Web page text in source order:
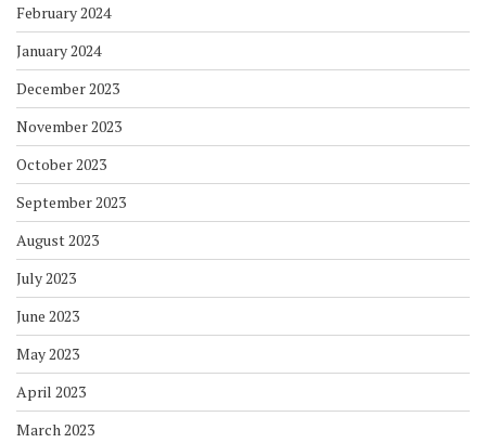
February 2024
January 2024
December 2023
November 2023
October 2023
September 2023
August 2023
July 2023
June 2023
May 2023
April 2023
March 2023